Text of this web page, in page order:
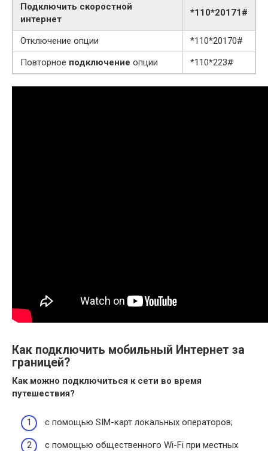
Подключить скоростной
интернет
*110*20171#
Отключение опции
*110*20170#
Повторное подключение опции *110*223#
Как подключить мобильный Интернет за
границей?
Как можно подключиться к сети во время
путешествия?
с помощью SIM-карт локальных операторов;
с помощью общественного Wi-Fi при местных